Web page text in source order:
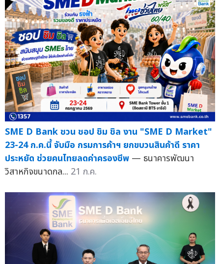
SME D Bank ชวน ชอป ชิม ชิล งาน "SME D Market"
23-24 ก.ค.นี้ จับมือ กรมการค้าฯ ยกขบวนสินค้าดี ราคา
ประหยัด ช่วยคนไทยลดค่าครองชีพ — ธนาคารพัฒนา
วิสาหกิจขนาดกล... 21 ก.ค.